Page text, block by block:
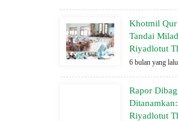
Khotmil
Tandai
Riyadlotut
6 bulan yang lalu
Rapor
Riyadlotut